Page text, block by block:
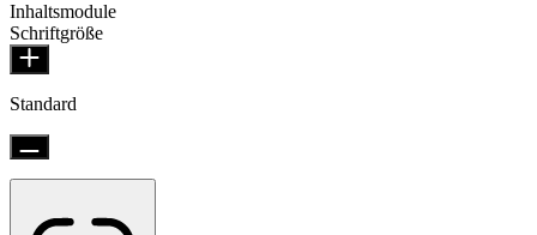
Inhaltsmodule
Schriftgröße
Standard